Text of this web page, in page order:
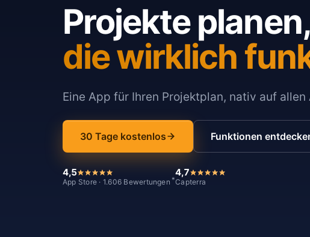
Projekte planen,
die wirklich
Eine App für Ihren Projektplan, nativ auf
30 Tage kostenlos Funktionen
4,5
App Store · 1.606 Bewertungen *
4,7
Capterra